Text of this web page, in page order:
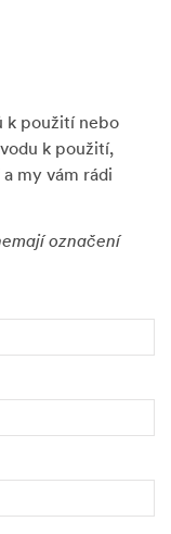
k použití nebo
k použití,
my vám rádi
označení